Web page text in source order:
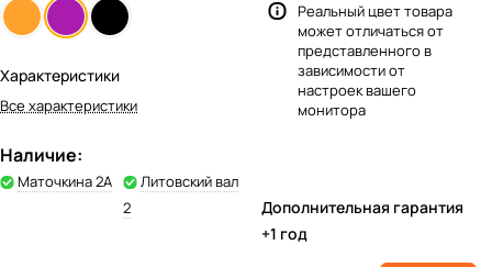
Характеристики
Все характеристики
Наличие:
Маточкина 2А
Литовский вал
2
Реальный цвет товара
может отличаться от
представленного в
зависимости от
настроек вашего
монитора
Дополнительная гарантия
+1 год